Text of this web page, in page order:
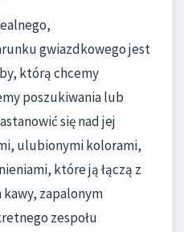
gwiazdkowego jest
którą chcemy
poszukiwania lub
się nad jej
ulubionymi kolorami,
które ją łączą z
kawy, zapalonym
zespołu